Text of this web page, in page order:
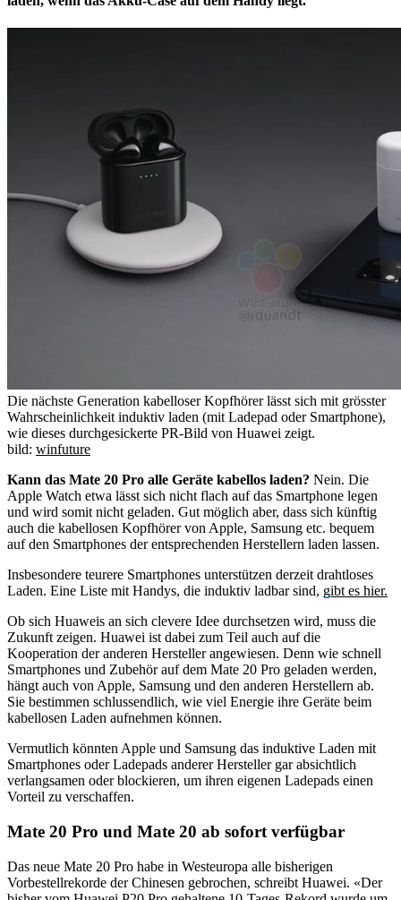
Die nächste Generation kabelloser Kopfhörer lässt sich mit grösster
Wahrscheinlichkeit induktiv laden (mit Ladepad oder Smartphone),
wie dieses durchgesickerte PR-Bild von Huawei zeigt.
bild: winfuture
Kann das Mate 20 Pro alle Geräte kabellos laden? Nein. Die
Apple Watch etwa lässt sich nicht flach auf das Smartphone legen
und wird somit nicht geladen. Gut möglich aber, dass sich künftig
auch die kabellosen Kopfhörer von Apple, Samsung etc. bequem
auf den Smartphones der entsprechenden Herstellern laden lassen.
Insbesondere teurere Smartphones unterstützen derzeit drahtloses
Laden. Eine Liste mit Handys, die induktiv ladbar sind, gibt es hier.
Ob sich Huaweis an sich clevere Idee durchsetzen wird, muss die
Zukunft zeigen. Huawei ist dabei zum Teil auch auf die
Kooperation der anderen Hersteller angewiesen. Denn wie schnell
Smartphones und Zubehör auf dem Mate 20 Pro geladen werden,
hängt auch von Apple, Samsung und den anderen Herstellern ab.
Sie bestimmen schlussendlich, wie viel Energie ihre Geräte beim
kabellosen Laden aufnehmen können.
Vermutlich könnten Apple und Samsung das induktive Laden mit
Smartphones oder Ladepads anderer Hersteller gar absichtlich
verlangsamen oder blockieren, um ihren eigenen Ladepads einen
Vorteil zu verschaffen.
Mate 20 Pro und Mate 20 ab sofort verfügbar
Das neue Mate 20 Pro habe in Westeuropa alle bisherigen
Vorbestellrekorde der Chinesen gebrochen, schreibt Huawei. «Der